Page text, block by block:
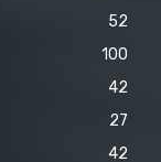
52
100
42
27
42